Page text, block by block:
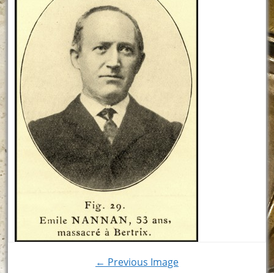
← Previous Image